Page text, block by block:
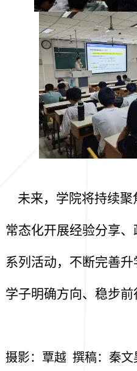
未来，学院将持续聚
常态化开展经验分享
系列活动，不断完善
学子明确方向、稳步前
摄影：覃越 撰稿：秦文